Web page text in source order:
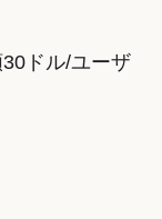
ドル/ユーザ